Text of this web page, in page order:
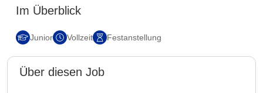
Im Überblick
Junior Vollzeit Festanstellung
Über diesen Job